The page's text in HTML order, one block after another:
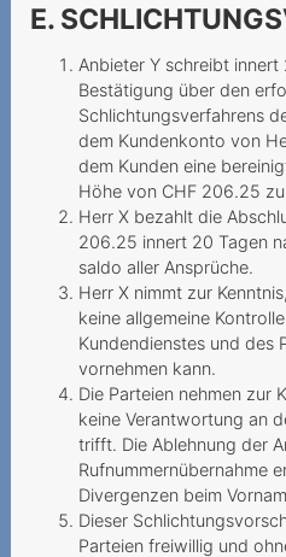
E.
Anbieter Y schreibt
Bestätigung über den
Schlichtungsverfahrens
dem Kundenkonto von
dem Kunden eine
Höhe von CHF 206.25
Herr X bezahlt die
206.25 innert 20 Tagen
saldo aller Ansprüche.
Herr X nimmt zur
keine allgemeine
Kundendienstes und des
vornehmen kann.
Die Parteien nehmen zur
keine Verantwortung an
trifft. Die Ablehnung der
Rufnummernübernahme
Divergenzen beim
Dieser
Parteien freiwillig und
Trotz
Un
départ
Est-ce
cour
2014